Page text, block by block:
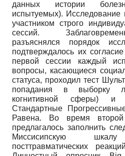
данных истории
испытуемых). Исследование
участником строго
сессий.
разъяснялся порядок
подтверждалось их
первой сессии каждый
вопросы, касающиеся
статуса, проходил тест
попадания в выборку
когнитивной сферы) и
Стандартные
Равена. Во время
предлагалось заполнить
Миссисипскую
посттравматических